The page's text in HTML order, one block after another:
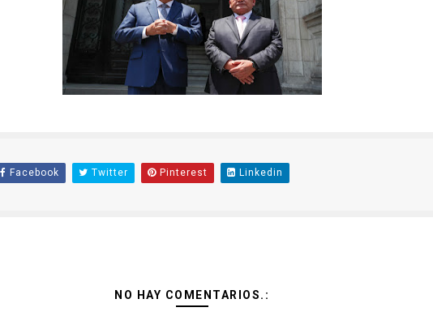
Facebook Twitter Pinterest Linkedin
NO HAY COMENTARIOS.: